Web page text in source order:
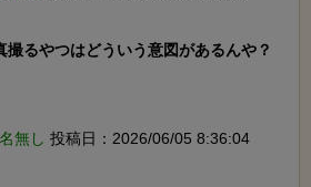
るやつはどういう意図があるんや？
無し 投稿日：2026/06/05 8:36:04